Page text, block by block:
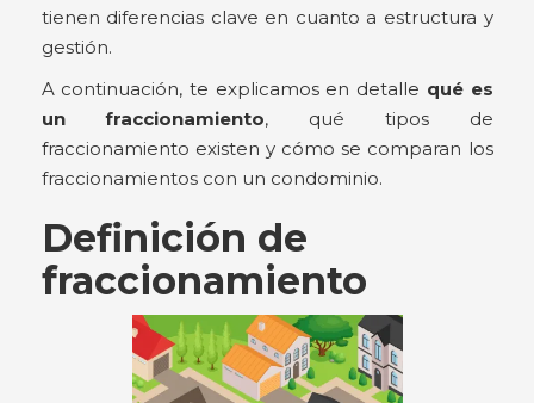
tienen diferencias clave en cuanto a estructura y
gestión.
A continuación, te explicamos en detalle qué es
un fraccionamiento, qué tipos de
fraccionamiento existen y cómo se comparan los
fraccionamientos con un condominio.
Definición de
fraccionamiento